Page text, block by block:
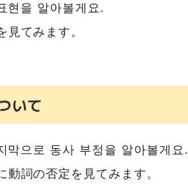
현을 알아볼게요.
てみます。
いて
막으로 동사 부정을 알아볼게요.
詞の否定を見てみます。